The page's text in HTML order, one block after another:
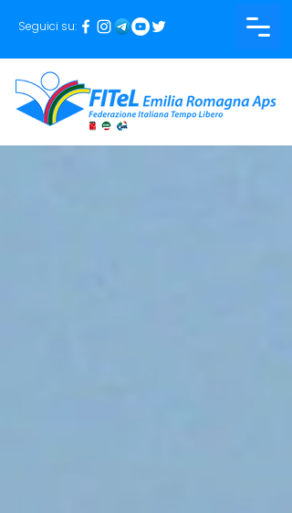
Seguici su: